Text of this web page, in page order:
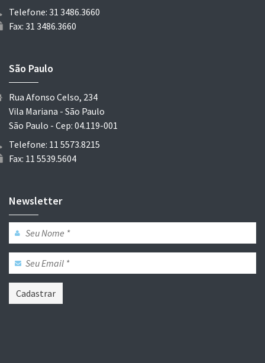
Telefone: 31 3486.3660
Fax: 31 3486.3660
São Paulo
Rua Afonso Celso, 234
Vila Mariana - São Paulo
São Paulo - Cep: 04.119-001
Telefone: 11 5573.8215
Fax: 11 5539.5604
Newsletter